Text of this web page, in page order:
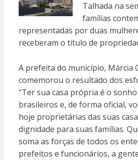
Talhada na
famílias
representadas por duas
receberam o título de
A prefeita do município, Márcia
comemorou o resultado dos
“Ter sua casa própria é o
brasileiros e, de forma oficial,
hoje proprietárias das suas
dignidade para suas famílias.
soma as forças de todos os
prefeitos e funcionários, a